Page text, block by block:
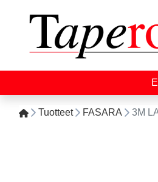
Tuotteet FASARA 3M